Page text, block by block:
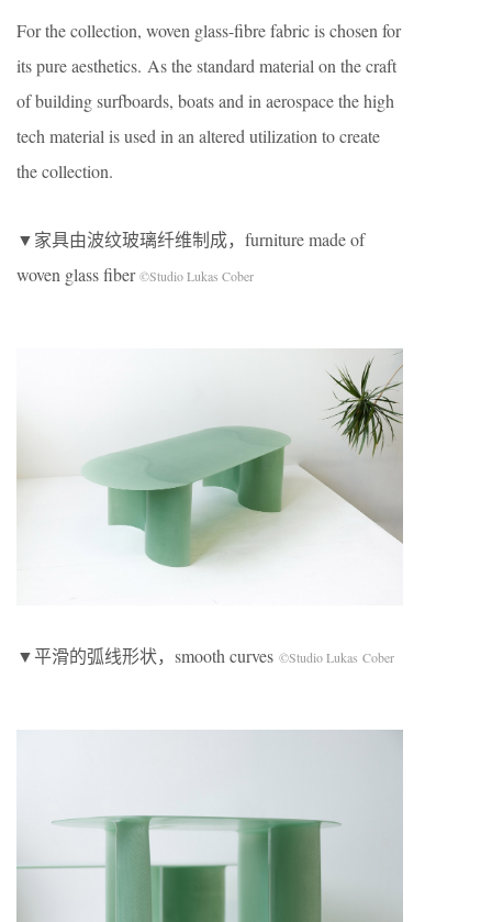
For the collection, woven glass-fibre fabric is chosen for
its pure aesthetics. As the standard material on the craft
of building surfboards, boats and in aerospace the high
tech material is used in an altered utilization to create
the collection.
▼家具由波纹玻璃纤维制成，furniture made of
woven glass fiber©Studio Lukas Cober
▼平滑的弧线形状，smooth curves ©Studio Lukas Cober